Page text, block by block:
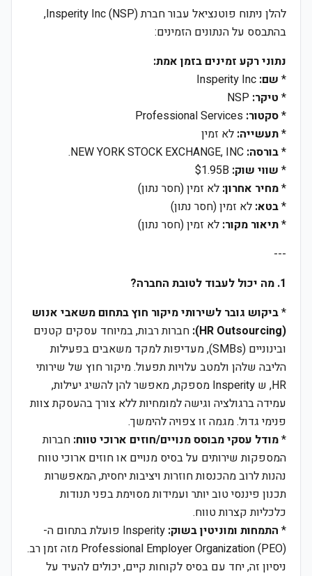
להלן ניתוח פוטנציאל עבור חברת Insperity Inc (NSP),
בהתבסס על הנתונים הזמינים:
נתוני רקע זמינים בזמן אמת:
* שם:
* טיקר:
*סקטור:
*תעשייה: לא זמין
*בורסה:
* שווי שוק:
*מחיר אחרון: לא זמין (חסר נתון)
*בטא: לא זמין (חסר נתון)
*תיאור מקור: לא זמין (חסר נתון)
---
1. מה יכול לעבוד לטובת החברה?
*ביקוש גובר לשירותי מיקור חוץ בתחום משאבי אנוש
(HR Outsourcing):
חברות רבות, במיוחד עסקים קטנים
ובינוניים (SMBs), מעדיפות למקד משאבים בפעילות
הליבה שלהן ולמטב עלויות תפעול. מיקור חוץ של שירותי
HR, ש Insperity מספקת, מאפשר להן להשיג יעילות,
עמידה ברגולציה וגישה למומחיות ללא צורך בהעסקת צוות
פנימי גדול. מגמה זו צפויה להימשך.
*מודל עסקי מבוסס מנויים/חוזים ארוכי טווח: חברות
המספקות שירותים על בסיס מנויים או חוזים ארוכי טווח
נהנות לרוב מהכנסות חוזרות ויציבות יחסית, המאפשרות
תכנון פיננסי טוב יותר ועמידות מסוימת בפני תנודות
כלכליות קצרות טווח.
* התמחות ומוניטין בשוק:
Insperity פועלת בתחום ה-
Professional Employer Organization (PEO) מזה זמן רב.
ניסיון זה, יחד עם בסיס לקוחות קיים, יכולים להעיד על